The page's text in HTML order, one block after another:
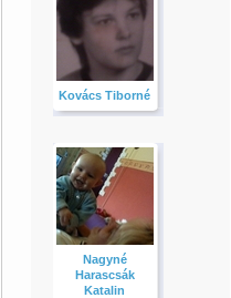
Kovács Tiborné
Nagyné
Harascsák
Katalin